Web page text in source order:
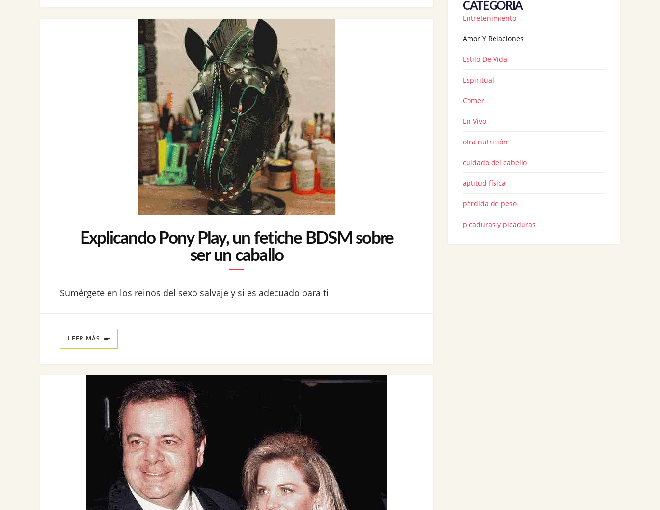
Explicando Pony Play, un fetiche BDSM sobre
ser un caballo
Sumérgete en los reinos del sexo salvaje y si es adecuado para ti
LEER MÁS
CATEGORÍA
Entretenimiento
Amor Y Relaciones
Estilo De Vida
Espiritual
Comer
En Vivo
otra nutrición
cuidado del cabello
aptitud física
pérdida de peso
picaduras y picaduras